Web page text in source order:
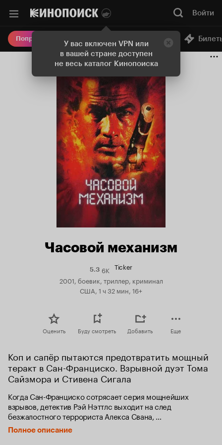
У вас включен VPN или
в вашей стране доступен
не весь каталог Кинопоиска
Войти
Попробовать Плюс Онлайн-кинотеатр
Часовой механизм
5.3Рейтинг
5.3
6K Ticker
2001, боевик, триллер, криминал
США, 1 ч 32 мин, 16+
Оценить Буду смотреть Добавить Еще
Коп и сапёр пытаются предотвратить мощный
теракт в Сан-Франциско. Взрывной дуэт Тома
Сайзмора и Стивена Сигала
Когда Сан-Франциско сотрясает серия мощнейших
взрывов, детектив Рэй Нэттлс выходит на след
безжалостного террориста Алекса Свана,
намеревающегося разрушить важнейшие здания в городе,
погубив десятки тысяч жизней. Не раскрывая причин
Полное описание